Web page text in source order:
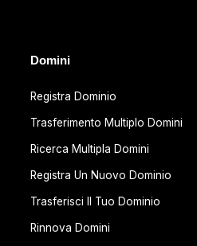
Domini
Registra Dominio
Trasferimento Multiplo Domini
Ricerca Multipla Domini
Registra Un Nuovo Dominio
Trasferisci Il Tuo Dominio
Rinnova Domini